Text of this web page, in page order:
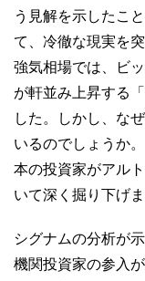
う見解を示したこ
て、冷徹な現実を
強気相場では、ビ
が軒並み上昇する
した。しかし、な
いるのでしょうか
本の投資家がアル
いて深く掘り下げま
シグナムの分析が
機関投資家の参入